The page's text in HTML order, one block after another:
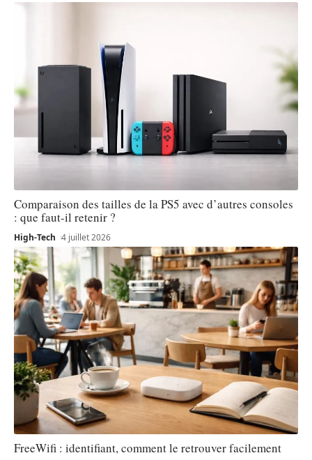
Comparaison des tailles de la PS5 avec d’autres consoles
: que faut-il retenir ?
High-Tech 4 juillet 2026
FreeWifi : identifiant, comment le retrouver facilement